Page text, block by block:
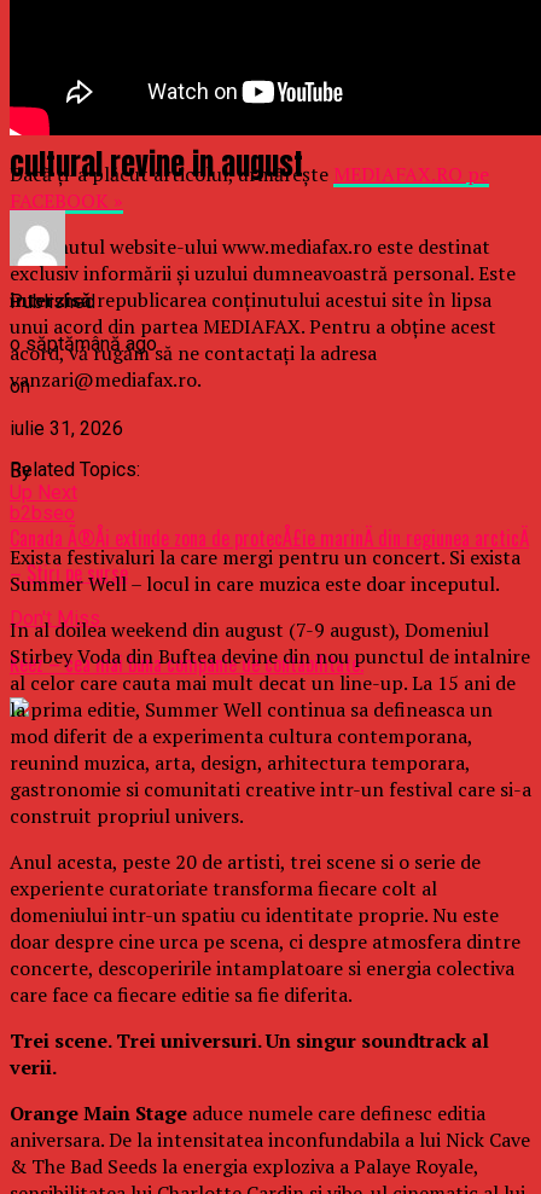
Dacă ţi-a plăcut articolul, urmăreşte MEDIAFAX.RO pe
FACEBOOK »
Conținutul website-ului www.mediafax.ro este destinat
exclusiv informării și uzului dumneavoastră personal. Este
interzisărepublicarea conținutului acestui site în lipsa
unui acord din partea MEDIAFAX. Pentru a obține acest
acord, vă rugăm să ne contactați la adresa
vanzari@mediafax.ro.
Related Topics:
Up Next
Canada Ã®Åi extinde zona de protecÅ£ie marinÄ din regiunea arcticÄ
– Stiri pe surse
Don't Miss
Keez – cea mai buna companie de contabilitate.
SUMMER WELL implineste 15 ani. Festivalul
care a transformat muzica intr-un univers
cultural revine in august
Published
o săptămână ago
on
iulie 31, 2026
By
b2bseo
Exista festivaluri la care mergi pentru un concert. Si exista
Summer Well – locul in care muzica este doar inceputul.
In al doilea weekend din august (7-9 august), Domeniul
Stirbey Voda din Buftea devine din nou punctul de intalnire
al celor care cauta mai mult decat un line-up. La 15 ani de
la prima editie, Summer Well continua sa defineasca un
mod diferit de a experimenta cultura contemporana,
reunind muzica, arta, design, arhitectura temporara,
gastronomie si comunitati creative intr-un festival care si-a
construit propriul univers.
Anul acesta, peste 20 de artisti, trei scene si o serie de
experiente curatoriate transforma fiecare colt al
domeniului intr-un spatiu cu identitate proprie. Nu este
doar despre cine urca pe scena, ci despre atmosfera dintre
concerte, descoperirile intamplatoare si energia colectiva
care face ca fiecare editie sa fie diferita.
Trei scene. Trei universuri. Un singur soundtrack al
verii.
Orange Main Stage aduce numele care definesc editia
aniversara. De la intensitatea inconfundabila a lui Nick Cave
& The Bad Seeds la energia exploziva a Palaye Royale,